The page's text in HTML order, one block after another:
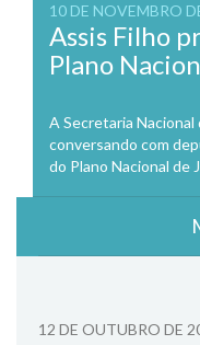
10 DE NOVEMBRO
Assis Filho
Plano
A Secretaria
conversando com
do Plano Nacional de
12 DE OUTUBRO DE